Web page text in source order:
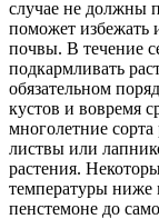
случае не должны
поможет избежать
почвы. В течение
подкармливать
обязательном
кустов и вовремя
многолетние
листвы или
растения.
температуры ниже
пенстемоне до